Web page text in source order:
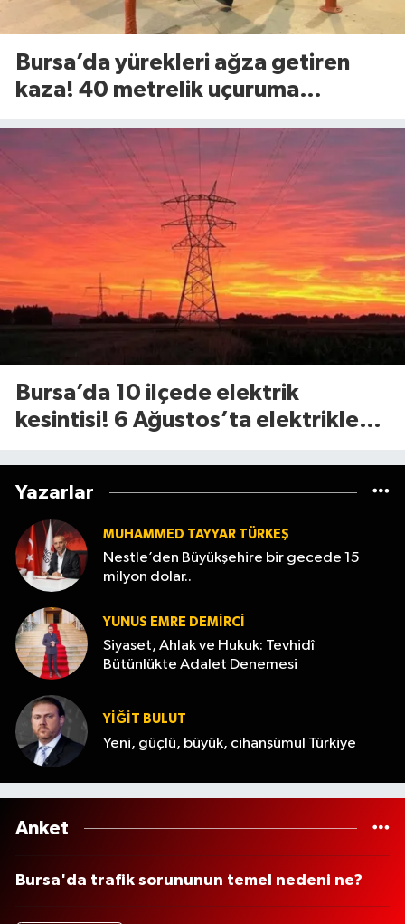
Bursa’da yürekleri ağza getiren
kaza! 40 metrelik uçuruma
Bursa’da 10 ilçede elektrik
kesintisi! 6 Ağustos’ta elektrikler
Yazarlar
MUHAMMED TAYYAR TÜRKEŞ
Nestle’den Büyükşehire bir gecede 15
milyon dolar..
YUNUS EMRE DEMIRCI
Siyaset, Ahlak ve Hukuk: Tevhidî
Bütünlükte Adalet Denemesi
YİĞİT BULUT
Yeni, güçlü, büyük, cihanşümul Türkiye
Anket
Bursa'da trafik sorununun temel nedeni ne?